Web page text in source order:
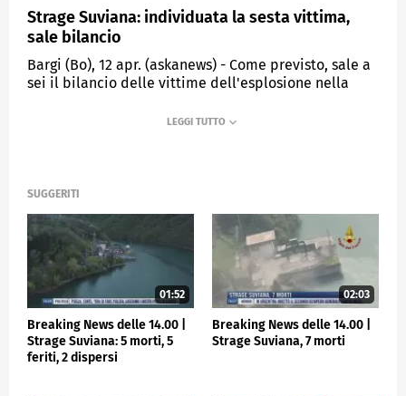
Strage Suviana: individuata la sesta vittima,
sale bilancio
Bargi (Bo), 12 apr. (askanews) - Come previsto, sale a
sei il bilancio delle vittime dell'esplosione nella
sommozzatori dei vigili del fuoco hanno individuato
dopo aver messo in sicurezza l'area, ma avvengono
buio.
E' stata aperta dalla procura di Bologna un'indagine
per disastro e omicidio colposo, per risalire alle
cause della tragedia e cercare di far luce sulla
catena degli appalti. Saranno sequestrati i piani 8 e
9 della centrale dove è avvenuto l'incidente, non
l'intera struttura.
SUGGERITI
01:52
Breaking News delle 14.00 |
Strage Suviana: 5 morti, 5
feriti, 2 dispersi
02:03
Breaking News delle 14.00 |
Strage Suviana, 7 morti